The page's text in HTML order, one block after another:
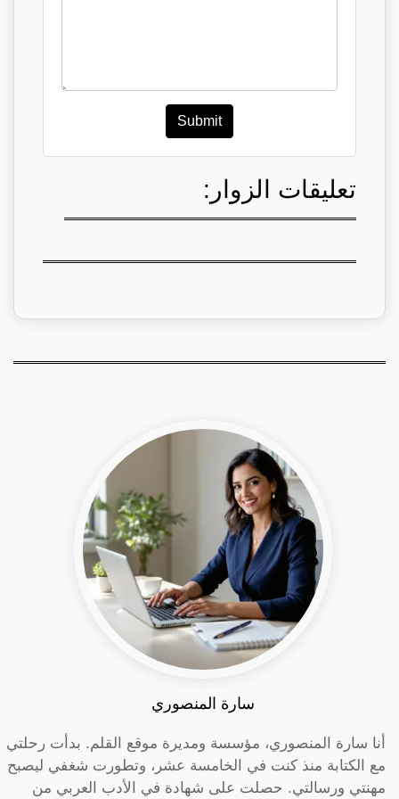
Submit
تعليقات الزوار:
سارة المنصوري
أنا سارة المنصوري، مؤسسة ومديرة موقع القلم. بدأت رحلتي
مع الكتابة منذ كنت في الخامسة عشر، وتطورت شغفي ليصبح
مهنتي ورسالتي. حصلت على شهادة في الأدب العربي من